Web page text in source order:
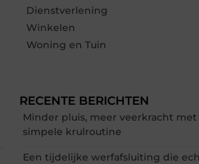
Dienstverlening
Winkelen
Woning en Tuin
RECENTE BERICHTEN
Minder pluis, meer veerkracht met
simpele krulroutine
Een tijdelijke werfafsluiting die